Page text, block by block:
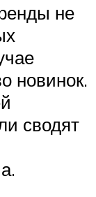
не
новинок.
сводят